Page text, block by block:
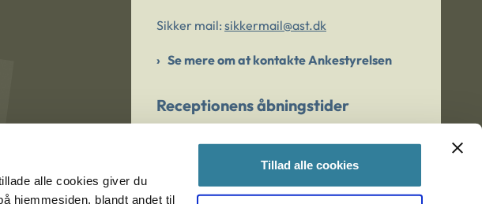
alle cookies giver du
hjemmesiden, blandt andet til
Tillad alle cookies
Sikker mail: sikkermail@ast.dk
Se mere om at kontakte Ankestyrelsen
Receptionens åbningstider
Er du bekymret for et barn/en ung?